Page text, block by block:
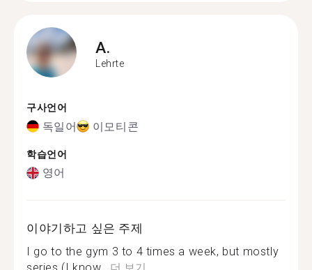
A.
Lehrte
구사언어
독일어 이모티콘
학습언어
영어
이야기하고 싶은 주제
I go to the gym 3 to 4 times a week, but mostly